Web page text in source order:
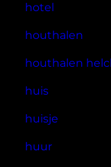
hotel
houthalen
houthalen
huis
huisje
huur